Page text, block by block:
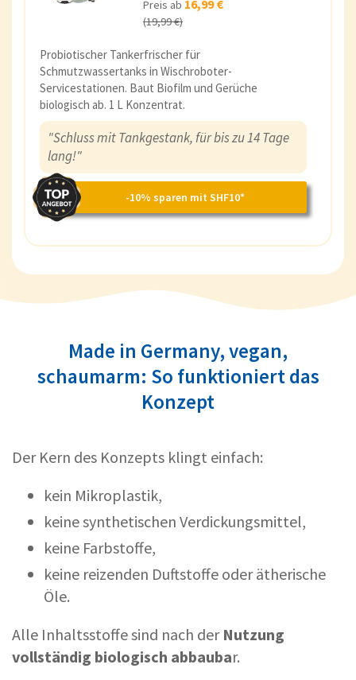
Preis ab 16,99 €
(19,99 €)
Probiotischer Tankerfrischer für
Schmutzwassertanks in Wischroboter-
Servicestationen. Baut Biofilm und Gerüche
biologisch ab. 1 L Konzentrat.
"Schluss mit Tankgestank, für bis zu 14 Tage
lang!"
-10% sparen mit SHF10*
Made in Germany, vegan,
schaumarm: So funktioniert das
Konzept
Der Kern des Konzepts klingt einfach:
kein Mikroplastik,
keine synthetischen Verdickungsmittel,
keine Farbstoffe,
keine reizenden Duftstoffe oder ätherische
Öle.
Alle Inhaltsstoffe sind nach der Nutzung
vollständig biologisch abbaubar.